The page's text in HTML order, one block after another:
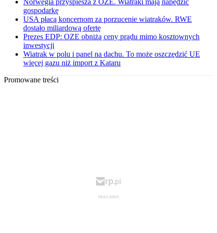
Norwegia przyspiesza z OZE. Wiatraki mają napędzić
gospodarkę
USA płacą koncernom za porzucenie wiatraków. RWE
dostało miliardową ofertę
Prezes EDP: OZE obniżą ceny prądu mimo kosztownych
inwestycji
Wiatrak w polu i panel na dachu. To może oszczędzić UE
więcej gazu niż import z Kataru
Promowane treści